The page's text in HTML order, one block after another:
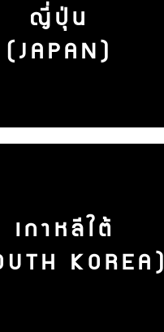
ญี่ปุ่น
(JAPAN)
เกาหลีใต้
KOREA)